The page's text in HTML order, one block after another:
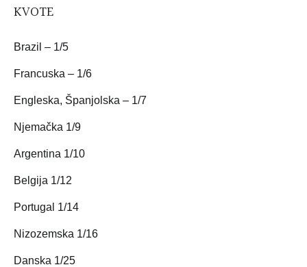
KVOTE
Brazil – 1/5
Francuska – 1/6
Engleska, Španjolska – 1/7
Njemačka 1/9
Argentina 1/10
Belgija 1/12
Portugal 1/14
Nizozemska 1/16
Danska 1/25